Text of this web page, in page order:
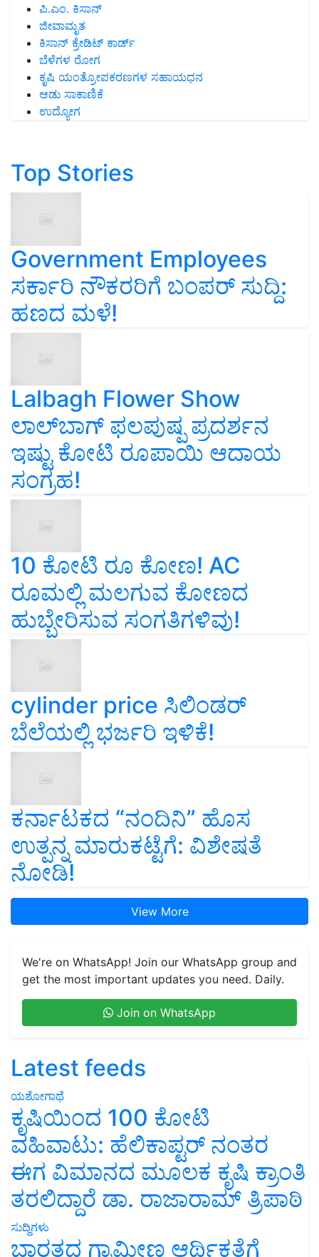
ಪಿ.ಎಂ. ಕಿಸಾನ್
ಜೀವಾಮೃತ
ಕಿಸಾನ್ ಕ್ರೇಡಿಟ್ ಕಾರ್ಡ್
ಬೆಳೆಗಳ ರೋಗ
ಕೃಷಿ ಯಂತ್ರೋಪಕರಣಗಳ ಸಹಾಯಧನ
ಆಡು ಸಾಕಾಣಿಕೆ
ಉದ್ಯೋಗ
Top Stories
Government Employees
ಸರ್ಕಾರಿ ನೌಕರರಿಗೆ ಬಂಪರ್‌ ಸುದ್ದಿ:
ಹಣದ ಮಳೆ!
Lalbagh Flower Show
ಲಾಲ್‌ಬಾಗ್ ಫಲಪುಷ್ಪ ಪ್ರದರ್ಶನ
ಇಷ್ಟು ಕೋಟಿ ರೂಪಾಯಿ ಆದಾಯ
ಸಂಗ್ರಹ!
10 ಕೋಟಿ ರೂ ಕೋಣ! AC
ರೂಮಲ್ಲಿ ಮಲಗುವ ಕೋಣದ
ಹುಬ್ಬೇರಿಸುವ ಸಂಗತಿಗಳಿವು!
cylinder price ಸಿಲಿಂಡರ್‌
ಬೆಲೆಯಲ್ಲಿ ಭರ್ಜರಿ ಇಳಿಕೆ!
ಕರ್ನಾಟಕದ “ನಂದಿನಿ” ಹೊಸ
ಉತ್ಪನ್ನ ಮಾರುಕಟ್ಟೆಗೆ: ವಿಶೇಷತೆ
ನೋಡಿ!
View More
We're on WhatsApp! Join our WhatsApp group and
get the most important updates you need. Daily.
Join on WhatsApp
Latest feeds
ಯಶೋಗಾಥೆ
ಕೃಷಿಯಿಂದ 100 ಕೋಟಿ
ವಹಿವಾಟು: ಹೆಲಿಕಾಪ್ಟರ್ ನಂತರ
ಈಗ ವಿಮಾನದ ಮೂಲಕ ಕೃಷಿ ಕ್ರಾಂತಿ
ತರಲಿದ್ದಾರೆ ಡಾ. ರಾಜಾರಾಮ್ ತ್ರಿಪಾಠಿ
ಸುದ್ದಿಗಳು
ಭಾರತದ ಗ್ರಾಮೀಣ ಆರ್ಥಿಕತೆಗೆ